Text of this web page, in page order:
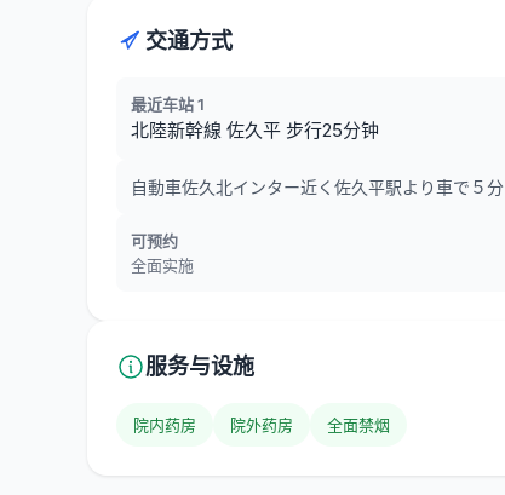
交通方式
最近车站 1
北陸新幹線 佐久平 步行25分钟
自動車佐久北インター近く佐久平駅より車で５分
可预约
全面实施
服务与设施
院内药房 院外药房 全面禁烟